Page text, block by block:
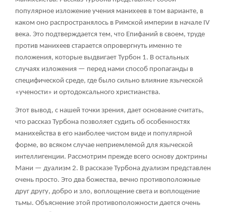
популярное изложение учения манихеев в том варианте, в
каком оно распространялось в Римской империи в начале IV
века. Это подтверждается тем, что Епифаний в своем, труде
против манихеев старается опровергнуть именно те
положения, которые выдвигает Турбон 1. В остальных
случаях изложения — перед нами способ пропаганды в
специфической среде, где было сильно влияние языческой
«учености» и ортодоксального христианства.
Этот вывод, с нашей точки зрения, дает основание считать,
что рассказ Турбона позволяет судить об особенностях
манихейства в его наиболее чистом виде и популярной
форме, во всяком случае неприемлемой для языческой
интеллигенции. Рассмотрим прежде всего основу доктрины
Мани — дуализм 2. В рассказе Турбона дуализм представлен
очень просто. Это два божества, вечно противоположные
друг другу, добро и зло, воплощение света и воплощение
тьмы. Объяснение этой противоположности дается очень